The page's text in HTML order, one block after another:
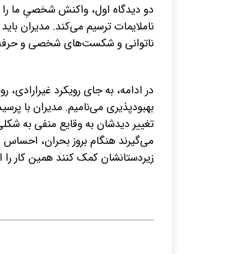
دو دیدگاه اول، واکنش شخصیِ ما را
ناملایمات ترسیم می‌کند. مدیران
ناتوانی و شکست‌های شخصی و
در ادامه، به جای رویکرد غیرارادی،
بهبودپذیری می‌نامیم. مدیران با
تغییر دیدشان به وقایع منفی به
می‌گیرند هنگام بروز بحران،
زیردستانشان کمک کنند همین کار را